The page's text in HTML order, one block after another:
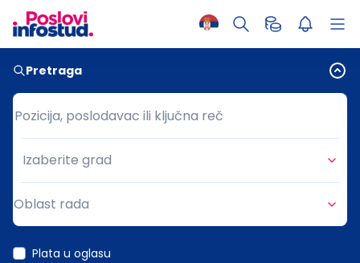
Pretraga
Pozicija, poslodavac ili ključna reč
Pozicija, poslodavac ili ključna reč
Grad
Izaberite grad
Oblast rada
Plata u oglasu